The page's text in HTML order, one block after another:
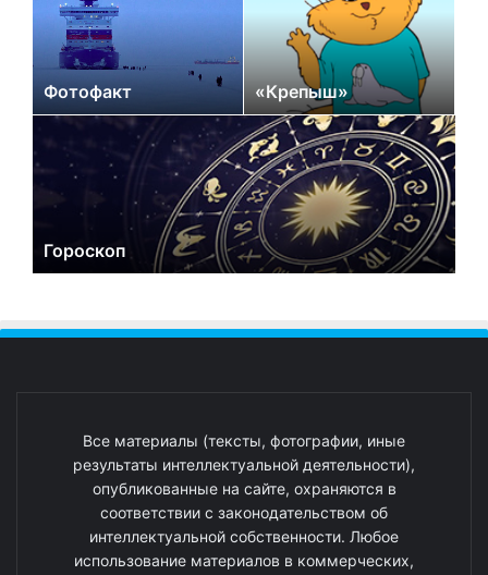
Фотофакт «Крепыш»
Гороскоп
Все материалы (тексты, фотографии, иные
результаты интеллектуальной деятельности),
опубликованные на сайте, охраняются в
соответствии с законодательством об
интеллектуальной собственности. Любое
использование материалов в коммерческих,